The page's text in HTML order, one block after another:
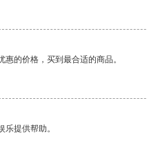
的价格，买到最合适的商品。
提供帮助。